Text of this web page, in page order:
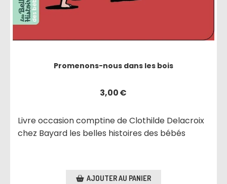
Promenons-nous dans les bois
3,00€
Livre occasion comptine de Clothilde Delacroix
chez Bayard les belles histoires des bébés
AJOUTER AU PANIER